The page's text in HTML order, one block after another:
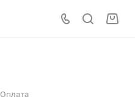
Оплата